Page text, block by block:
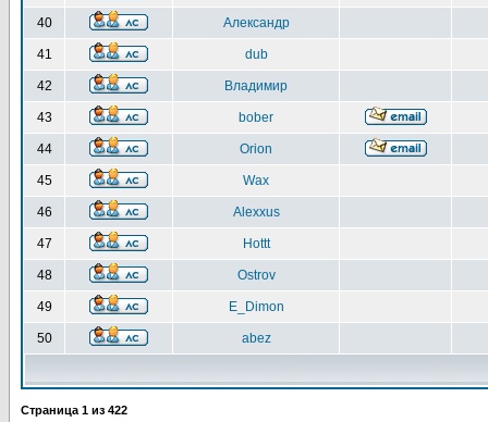
40 Александр
41 dub
42 Владимир
43 bober
44 Orion
45 Wax
46 Alexxus
47 Hottt
48 Ostrov
49 E_Dimon
50 abez
Страница 1 из 422